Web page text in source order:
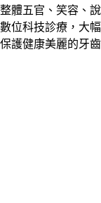
體五官、笑容、說
位科技診療，大幅
護健康美麗的牙齒